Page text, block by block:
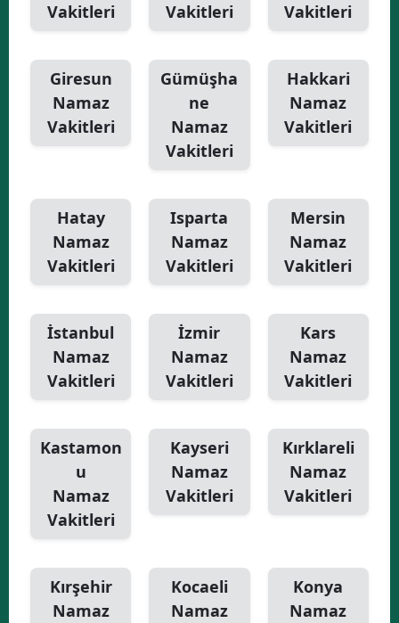
Vakitleri
Vakitleri
Vakitleri
Giresun
Namaz
Vakitleri
Gümüşha
ne
Namaz
Vakitleri
Hakkari
Namaz
Vakitleri
Hatay
Namaz
Vakitleri
Isparta
Namaz
Vakitleri
Mersin
Namaz
Vakitleri
İstanbul
Namaz
Vakitleri
İzmir
Namaz
Vakitleri
Kars
Namaz
Vakitleri
Kastamon
u
Namaz
Vakitleri
Kayseri
Namaz
Vakitleri
Kırklareli
Namaz
Vakitleri
Kırşehir
Namaz
Kocaeli
Namaz
Konya
Namaz